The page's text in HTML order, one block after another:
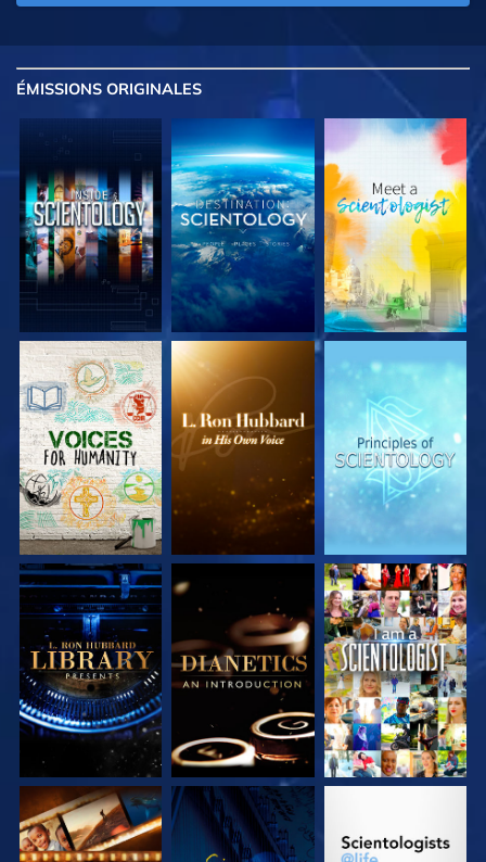
ÉMISSIONS ORIGINALES
DÉCOUVRIR LES
SÉRIES
DÉCOUVRIR LES
SÉRIES
DÉCOUVRIR LES
SÉRIES
DÉCOUVRIR LES
SÉRIES
DÉCOUVRIR LES
SÉRIES
REGARDER
DÉCOUVRIR LES REGARDER DÉCOUVRIR LES